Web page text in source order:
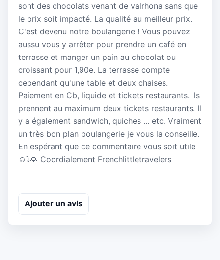
sont des chocolats venant de valrhona sans que
le prix soit impacté. La qualité au meilleur prix.
C'est devenu notre boulangerie ! Vous pouvez
aussu vous y arrêter pour prendre un café en
terrasse et manger un pain au chocolat ou
croissant pour 1,90e. La terrasse compte
cependant qu'une table et deux chaises.
Paiement en Cb, liquide et tickets restaurants. Ils
prennent au maximum deux tickets restaurants. Il
y a également sandwich, quiches ... etc. Vraiment
un très bon plan boulangerie je vous la conseille.
En espérant que ce commentaire vous soit utile
☺⤵️🙏 Coordialement Frenchlittletravelers
Ajouter un avis